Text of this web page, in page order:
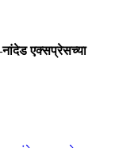
एक्सप्रेसच्या